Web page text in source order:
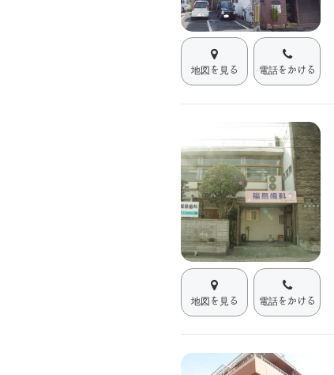
地図を見る 電話をかける
地図を見る 電話をかける